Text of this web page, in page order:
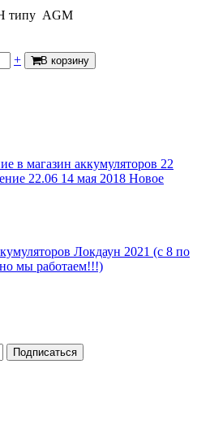
типу AGM
+ В корзину
в магазин аккумуляторов 22
22.06 14 мая 2018 Новое
Локдаун 2021 (с 8 по
мы работаем!!!)
Подписаться